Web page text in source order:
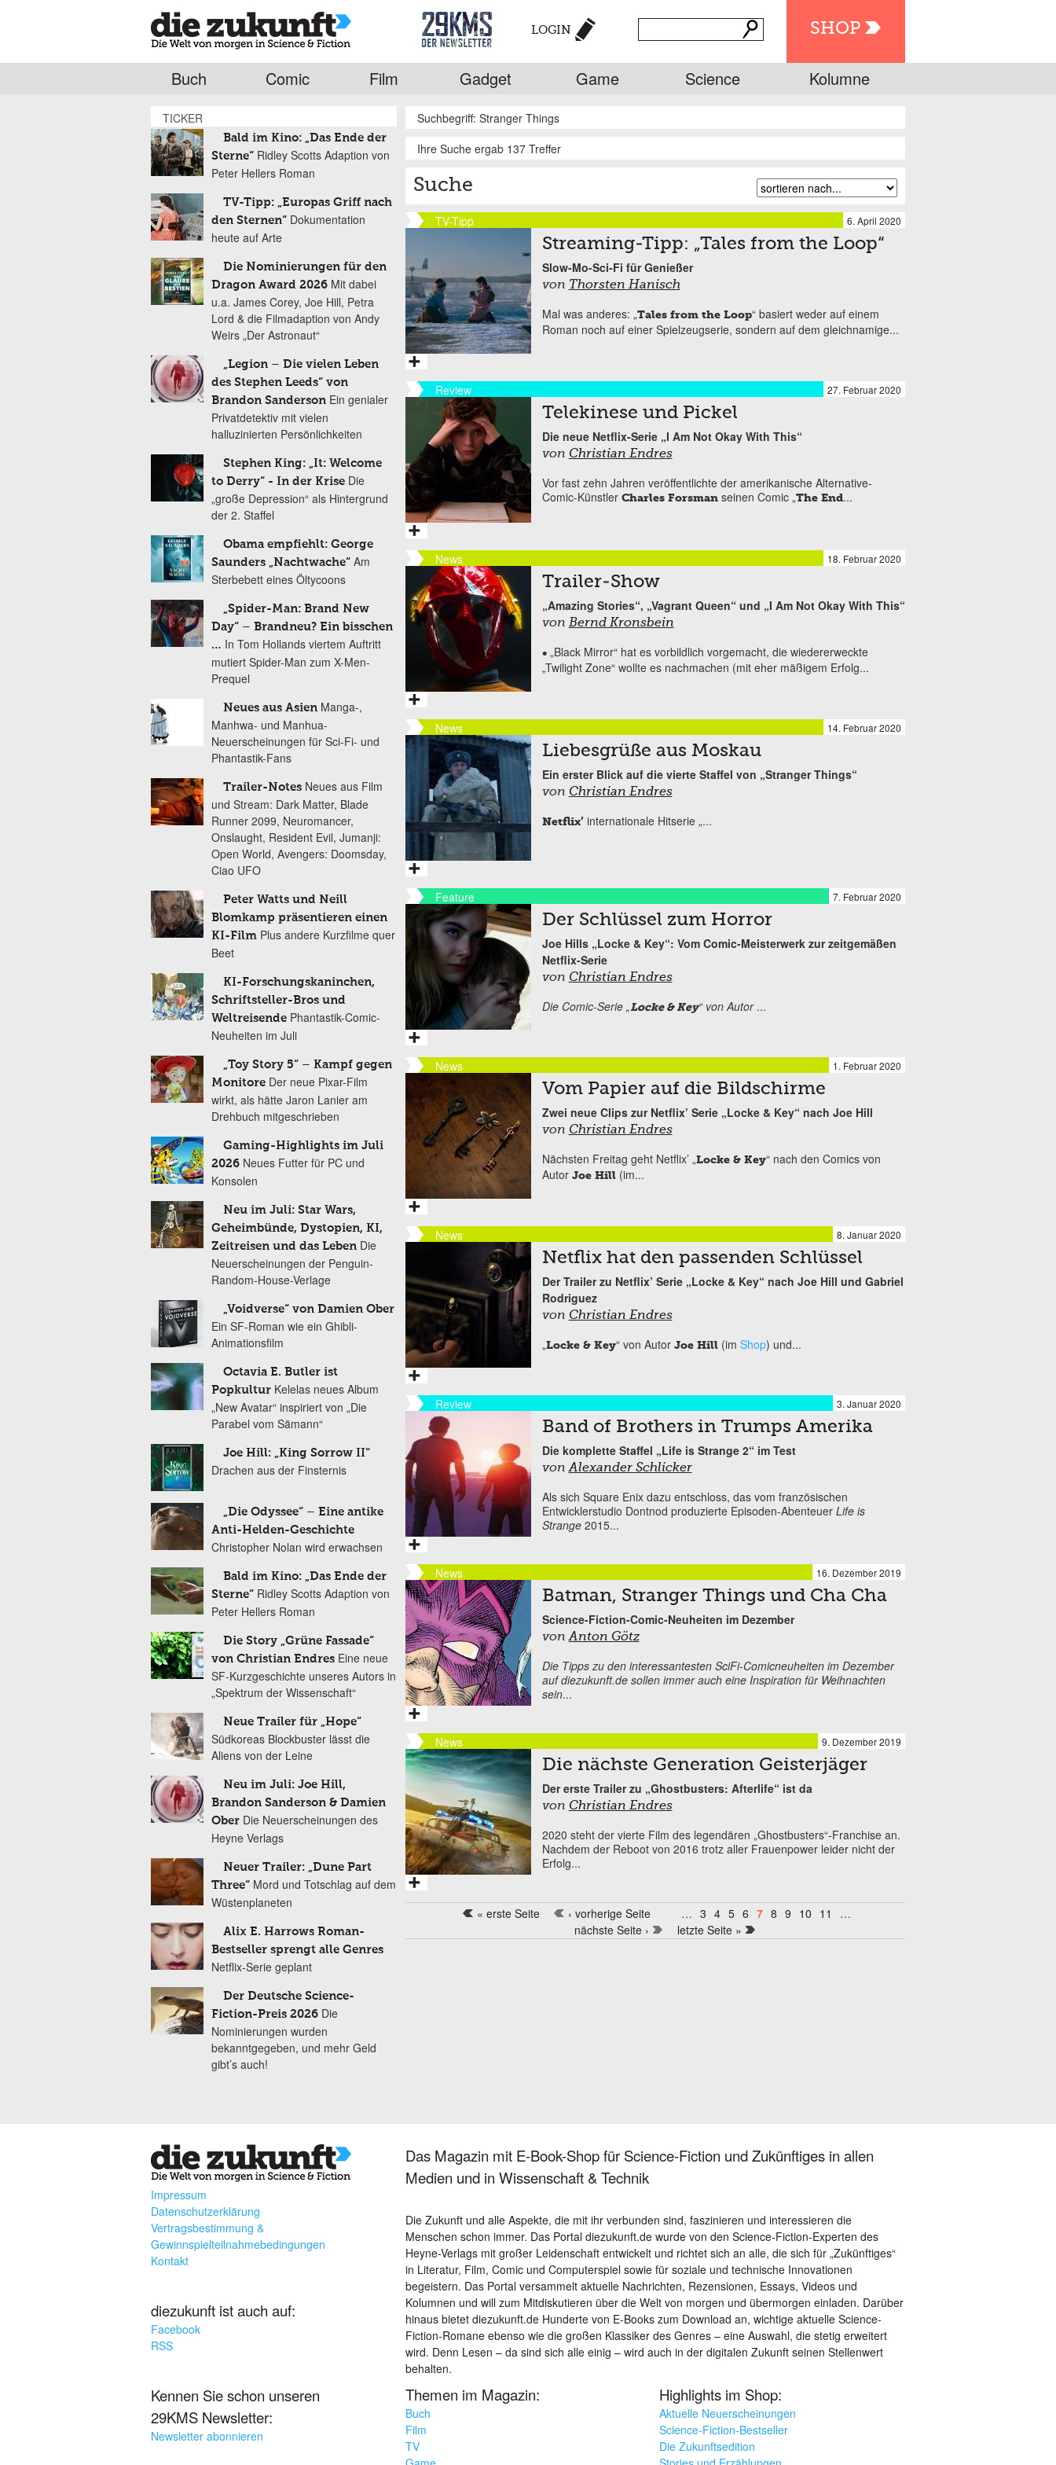
SHOP
LOGIN
Buch Comic Film Gadget Game Science Kolumne
Suchbegriff: Stranger Things
Ihre Suche ergab 137 Treffer
Suche
TV-Tipp 6. April 2020
Streaming-Tipp: „Tales from the Loop“
Slow-Mo-Sci-Fi für Genießer
von Thorsten Hanisch
Mal was anderes: „Tales from the Loop“ basiert weder auf einem
Roman noch auf einer Spielzeugserie, sondern auf dem gleichnamige...
Review 27. Februar 2020
Telekinese und Pickel
Die neue Netflix-Serie „I Am Not Okay With This“
von Christian Endres
Vor fast zehn Jahren veröffentlichte der amerikanische Alternative-
Comic-Künstler Charles Forsmanseinen Comic „The End...
News 18. Februar 2020
Trailer-Show
„Amazing Stories“, „Vagrant Queen“ und „I Am Not Okay With This“
von Bernd Kronsbein
• „Black Mirror“ hat es vorbildlich vorgemacht, die wiedererweckte
„Twilight Zone“ wollte es nachmachen (mit eher mäßigem Erfolg...
News 14. Februar 2020
Liebesgrüße aus Moskau
Ein erster Blick auf die vierte Staffel von „Stranger Things“
von Christian Endres
Netflix’internationale Hitserie „...
Feature 7. Februar 2020
Der Schlüssel zum Horror
Joe Hills „Locke & Key“: Vom Comic-Meisterwerk zur zeitgemäßen
Netflix-Serie
von Christian Endres
Die Comic-Serie „Locke & Key“ von Autor ...
News 1. Februar 2020
Vom Papier auf die Bildschirme
Zwei neue Clips zur Netflix’ Serie „Locke & Key“ nach Joe Hill
von Christian Endres
Nächsten Freitag geht Netflix’ „Locke & Key“ nach den Comics von
Autor Joe Hill(im...
News 8. Januar 2020
Netflix hat den passenden Schlüssel
Der Trailer zu Netflix’ Serie „Locke & Key“ nach Joe Hill und Gabriel
Rodriguez
von Christian Endres
„Locke & Key“ von Autor Joe Hill(im Shop) und...
Review 3. Januar 2020
Band of Brothers in Trumps Amerika
Die komplette Staffel „Life is Strange 2“ im Test
vonAlexander Schlicker
Als sich Square Enix dazu entschloss, das vom französischen
Entwicklerstudio Dontnod produzierte Episoden-Abenteuer Life is
Strange2015...
News 16. Dezember 2019
Batman, Stranger Things und Cha Cha
Science-Fiction-Comic-Neuheiten im Dezember
vonAnton Götz
Die Tipps zu den interessantesten SciFi-Comicneuheiten im Dezember
auf diezukunft.de sollen immer auch eine Inspiration für Weihnachten
sein...
News 9. Dezember 2019
Die nächste Generation Geisterjäger
Der erste Trailer zu „Ghostbusters: Afterlife“ ist da
von Christian Endres
2020 steht der vierte Film des legendären „Ghostbusters“-Franchise an.
Nachdem der Reboot von 2016 trotz aller Frauenpower leider nicht der
Erfolg...
Seiten « erste Seite ‹ vorherige Seite … 3 4 5 6 7 8 9 10 11
…
nächste Seite ›
letzte Seite »
TICKER
Bald im Kino: „Das Ende der
Sterne“ Ridley Scotts Adaption von
Peter Hellers Roman
TV-Tipp: „Europas Griff nach
den Sternen“ Dokumentation
heute auf Arte
Die Nominierungen für den
Dragon Award 2026 Mit dabei
u.a. James Corey, Joe Hill, Petra
Lord & die Filmadaption von Andy
Weirs „Der Astronaut“
„Legion – Die vielen Leben
des Stephen Leeds“ von
Brandon Sanderson Ein genialer
Privatdetektiv mit vielen
halluzinierten Persönlichkeiten
Stephen King: „It: Welcome
to Derry“ - In der Krise Die
„große Depression“ als Hintergrund
der 2. Staffel
Obama empfiehlt: George
Saunders „Nachtwache“ Am
Sterbebett eines Öltycoons
„Spider-Man: Brand New
Day“ – Brandneu? Ein bisschen
… In Tom Hollands viertem Auftritt
mutiert Spider-Man zum X-Men-
Prequel
Neues aus Asien Manga-,
Manhwa- und Manhua-
Neuerscheinungen für Sci-Fi- und
Phantastik-Fans
Trailer-Notes Neues aus Film
und Stream: Dark Matter, Blade
Runner 2099, Neuromancer,
Onslaught, Resident Evil, Jumanji:
Open World, Avengers: Doomsday,
Ciao UFO
Peter Watts und Neill
Blomkamp präsentieren einen
KI-Film Plus andere Kurzfilme quer
Beet
KI-Forschungskaninchen,
Schriftsteller-Bros und
Weltreisende Phantastik-Comic-
Neuheiten im Juli
„Toy Story 5“ – Kampf gegen
Monitore Der neue Pixar-Film
wirkt, als hätte Jaron Lanier am
Drehbuch mitgeschrieben
Gaming-Highlights im Juli
2026 Neues Futter für PC und
Konsolen
Neu im Juli: Star Wars,
Geheimbünde, Dystopien, KI,
Zeitreisen und das Leben Die
Neuerscheinungen der Penguin-
Random-House-Verlage
„Voidverse“ von Damien Ober
Ein SF-Roman wie ein Ghibli-
Animationsfilm
Octavia E. Butler ist
Popkultur Kelelas neues Album
„New Avatar“ inspiriert von „Die
Parabel vom Sämann“
Joe Hill: „King Sorrow II“
Drachen aus der Finsternis
„Die Odyssee“ – Eine antike
Anti-Helden-Geschichte
Christopher Nolan wird erwachsen
Bald im Kino: „Das Ende der
Sterne“ Ridley Scotts Adaption von
Peter Hellers Roman
Die Story „Grüne Fassade“
von Christian Endres Eine neue
SF-Kurzgeschichte unseres Autors in
„Spektrum der Wissenschaft“
Neue Trailer für „Hope“
Südkoreas Blockbuster lässt die
Aliens von der Leine
Neu im Juli: Joe Hill,
Brandon Sanderson & Damien
Ober Die Neuerscheinungen des
Heyne Verlags
Neuer Trailer: „Dune Part
Three“ Mord und Totschlag auf dem
Wüstenplaneten
Alix E. Harrows Roman-
Bestseller sprengt alle Genres
Netflix-Serie geplant
Der Deutsche Science-
Fiction-Preis 2026 Die
Nominierungen wurden
bekanntgegeben, und mehr Geld
gibt’s auch!
Impressum
Datenschutzerklärung
Vertragsbestimmung &
Gewinnspielteilnahmebedingungen
Kontakt
diezukunft ist auch auf:
Facebook
RSS
Kennen Sie schon unseren
29KMS Newsletter:
Newsletter abonnieren
Das Magazin mit E-Book-Shop für Science-Fiction und Zukünftiges in allen
Medien und in Wissenschaft & Technik
Die Zukunft und alle Aspekte, die mit ihr verbunden sind, faszinieren und interessieren die
Menschen schon immer. Das Portal diezukunft.de wurde von den Science-Fiction-Experten des
Heyne-Verlags mit großer Leidenschaft entwickelt und richtet sich an alle, die sich für „Zukünftiges“
in Literatur, Film, Comic und Computerspiel sowie für soziale und technische Innovationen
begeistern. Das Portal versammelt aktuelle Nachrichten, Rezensionen, Essays, Videos und
Kolumnen und will zum Mitdiskutieren über die Welt von morgen und übermorgen einladen. Darüber
hinaus bietet diezukunft.de Hunderte von E-Books zum Download an, wichtige aktuelle Science-
Fiction-Romane ebenso wie die großen Klassiker des Genres – eine Auswahl, die stetig erweitert
wird. Denn Lesen – da sind sich alle einig – wird auch in der digitalen Zukunft seinen Stellenwert
behalten.
Themen im Magazin:
Buch
Film
TV
Highlights im Shop:
Aktuelle Neuerscheinungen
Science-Fiction-Bestseller
Die Zukunftsedition